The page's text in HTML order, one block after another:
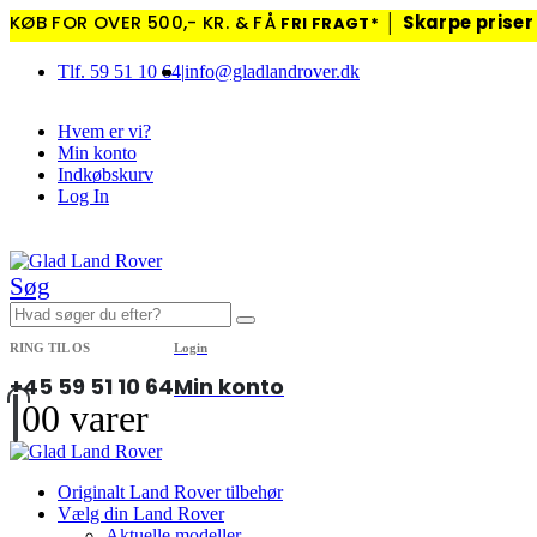
KØB FOR OVER 500,- KR. & FÅ FRI FRAGT* Skarpe
Tlf. 59 51 10 64|info@gladlandrover.dk
Hvem er vi?
Min konto
Indkøbskurv
Log In
Søg
RING TIL OS
+45 59 51 10 64
Login
Min konto
00 varer
Originalt Land Rover tilbehør
Vælg din Land Rover